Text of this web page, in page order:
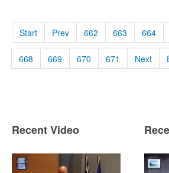
Start Prev 662 663 664
668 669 670 671 Next
Recent Video